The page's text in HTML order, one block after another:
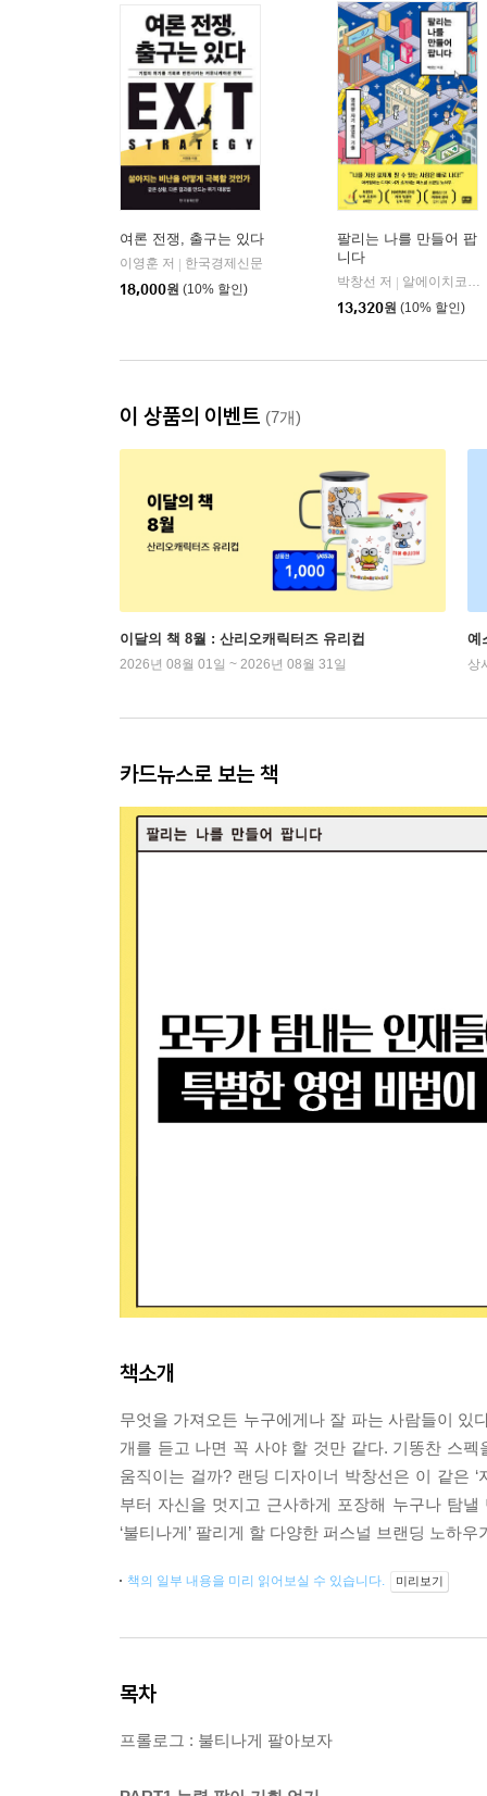
여론 전쟁, 출구는 있다
이영훈 저
한국경제신문
18,000원 (10% 할인)
팔리는 나를 만들어 팝
니다
박창선 저
알에이치코리아(RHK)
13,320원 (10% 할인)
이 상품의 이벤트 (7개)
이달의 책 8월 : 산리오캐릭터즈 유리컵
2026년 08월 01일 ~ 2026년 08월 31일
예
상
카드뉴스로 보는 책
책소개
무엇을 가져오든 누구에게나 잘 파는 사람들이 있
개를 듣고 나면 꼭 사야 할 것만 같다. 기똥찬 스
움직이는 걸까? 랜딩 디자이너 박창선은 이 같은
부터 자신을 멋지고 근사하게 포장해 누구나 탐
‘불티나게’ 팔리게 할 다양한 퍼스널 브랜딩 노하우
책의 일부 내용을 미리 읽어보실 수 있습니다. 미리보기
목차
프롤로그 : 불티나게 팔아보자